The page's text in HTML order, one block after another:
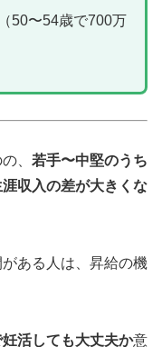
50〜54歳で700万
、 若手〜中堅のうち
収入の差が大きくな
ある人は、昇給の機
活しても大丈夫か意